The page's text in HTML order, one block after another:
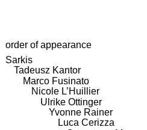
order of appearance
Sarkis
Tadeusz Kantor
Marco Fusinato
Nicole L’Huillier
Ulrike Ottinger
Yvonne Rainer
Luca Cerizza